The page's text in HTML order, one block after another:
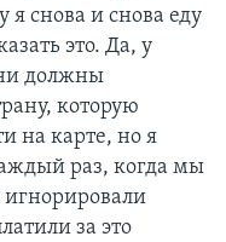
я снова и снова еду
это. Да, у
должны
которую
на карте, но я
раз, когда мы
игнорировали
за это